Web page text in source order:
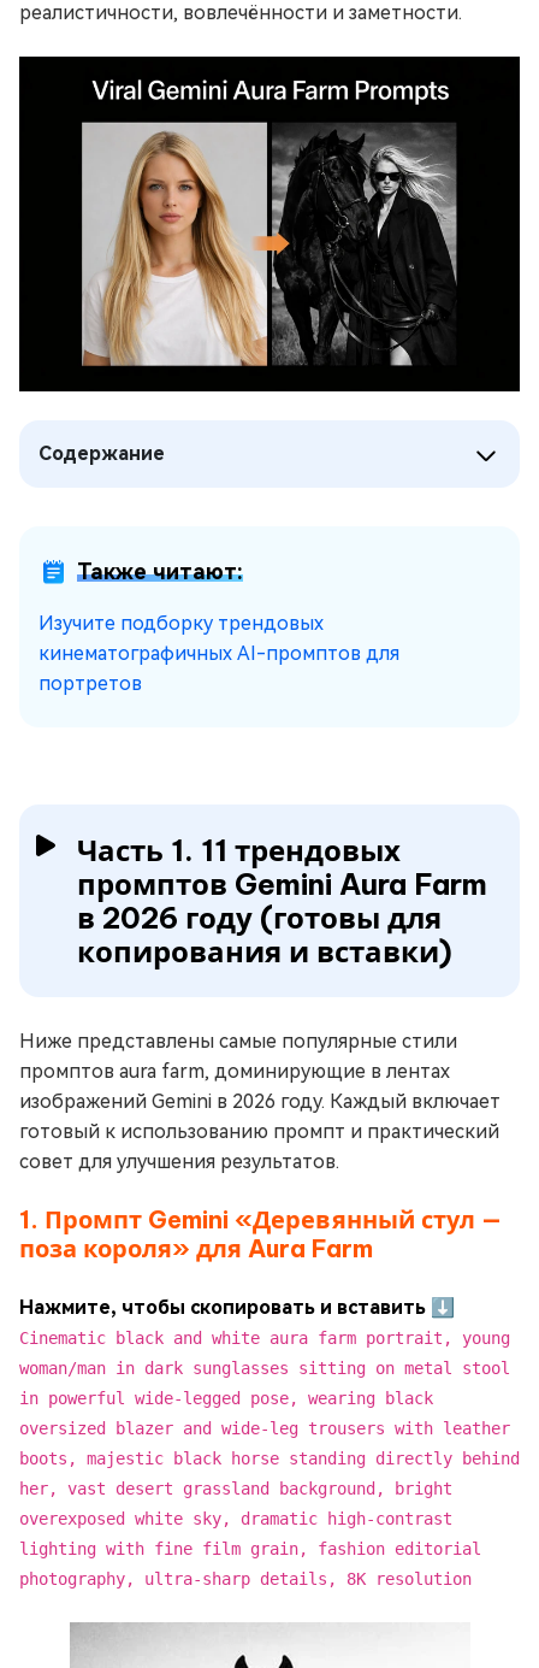
реалистичности, вовлечённости и заметности.
Содержание
Также читают:
Изучите подборку трендовых
кинематографичных AI-промптов для
портретов
Часть 1. 11 трендовых
промптов Gemini Aura Farm
в 2026 году (готовы для
копирования и вставки)
Ниже представлены самые популярные стили
промптов aura farm, доминирующие в лентах
изображений Gemini в 2026 году. Каждый включает
готовый к использованию промпт и практический
совет для улучшения результатов.
1. Промпт Gemini «Деревянный стул —
поза короля» для Aura Farm
Нажмите, чтобы скопировать и вставить ⬇
Cinematic black and white aura farm portrait, young
woman/man in dark sunglasses sitting on metal stool
in powerful wide-legged pose, wearing black
oversized blazer and wide-leg trousers with leather
boots, majestic black horse standing directly behind
her, vast desert grassland background, bright
overexposed white sky, dramatic high-contrast
lighting with fine film grain, fashion editorial
photography, ultra-sharp details, 8K resolution